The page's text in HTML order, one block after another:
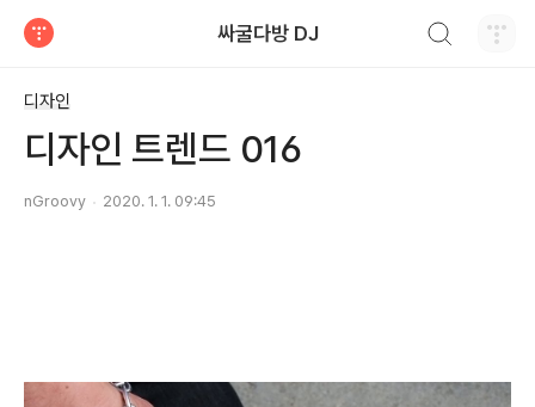
싸굴다방 DJ
디자인
디자인 트렌드 016
nGroovy 2020. 1. 1. 09:45